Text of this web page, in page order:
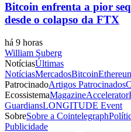
Bitcoin enfrenta a pior
desde o colapso da FTX
há 9 horas
William Suberg
NotíciasÚltimas
NotíciasMercadosBitcoin
PatrocinadoArtigos Patrocinados
EcossistemaMagazineAccelerator
GuardiansLONGITUDE Event
SobreSobre a Cointelegraph
Publicidade